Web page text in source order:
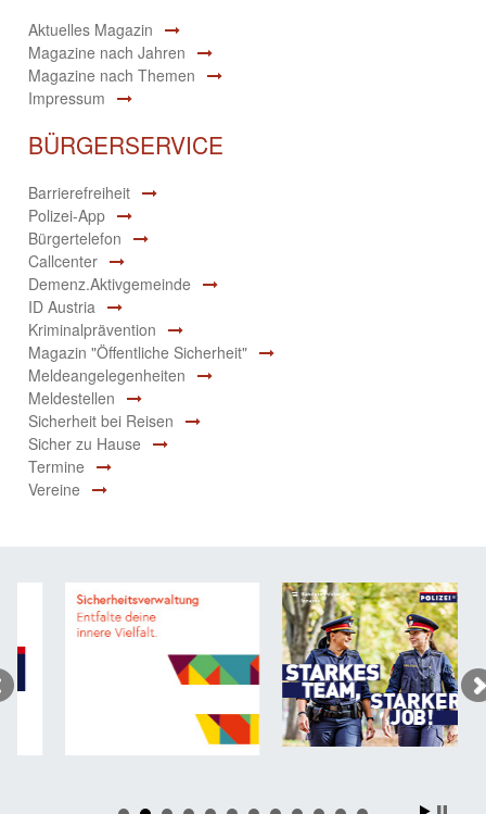
Aktuelles Magazin
Magazine nach Jahren
Magazine nach Themen
Impressum
BÜRGERSERVICE
Barrierefreiheit
Polizei-App
Bürgertelefon
Callcenter
Demenz.Aktivgemeinde
ID Austria
Kriminalprävention
Magazin "Öffentliche Sicherheit"
Meldeangelegenheiten
Meldestellen
Sicherheit bei Reisen
Sicher zu Hause
Termine
Vereine